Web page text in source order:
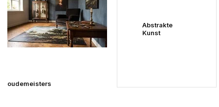
oudemeisters
Abstrakte
Kunst